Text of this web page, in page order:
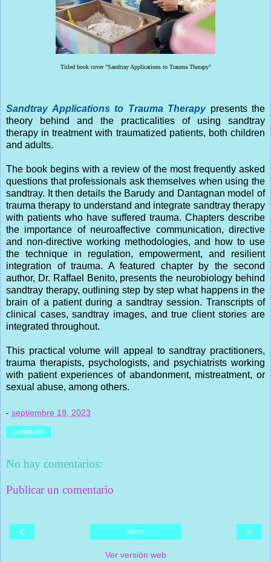
Titled book cover "Sandtray Applications to Trauma Therapy"
Sandtray Applications to Trauma Therapy presents the
theory behind and the practicalities of using sandtray
therapy in treatment with traumatized patients, both children
and adults.
The book begins with a review of the most frequently asked
questions that professionals ask themselves when using the
sandtray. It then details the Barudy and Dantagnan model of
trauma therapy to understand and integrate sandtray therapy
with patients who have suffered trauma. Chapters describe
the importance of neuroaffective communication, directive
and non-directive working methodologies, and how to use
the technique in regulation, empowerment, and resilient
integration of trauma. A featured chapter by the second
author, Dr. Raffael Benito, presents the neurobiology behind
sandtray therapy, outlining step by step what happens in the
brain of a patient during a sandtray session. Transcripts of
clinical cases, sandtray images, and true client stories are
integrated throughout.
This practical volume will appeal to sandtray practitioners,
trauma therapists, psychologists, and psychiatrists working
with patient experiences of abandonment, mistreatment, or
sexual abuse, among others.
- septiembre 18, 2023
Compartir
No hay comentarios:
Publicar un comentario
‹ ›
Inicio
Ver versión web